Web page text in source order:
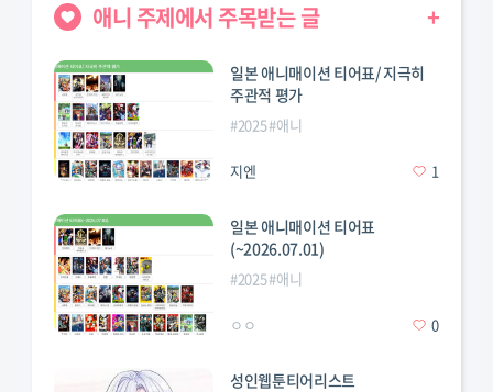
전투력순위
애니 주제에서 주목받는 글 +
일본 애니매이션 티어표/ 지극히
주관적 평가
#2025#애니
지엔 1
일본 애니매이션 티어표
(~2026.07.01)
#2025#애니
ㅇㅇ 0
성인웹툰티어리스트